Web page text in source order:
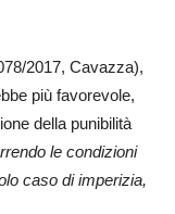
2017, Cavazza),
più favorevole,
della punibilità
le condizioni
caso di imperizia,